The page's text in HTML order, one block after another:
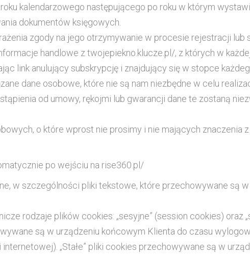
kalendarzowego następującego po roku w którym
dokumentów księgowych.
zgody na jego otrzymywanie w procesie rejestracji lub
handlowe z twojepiekno.klucze.pl/, z których w
link anulujący subskrypcję i znajdujący się w stopce
dane osobowe, które nie są nam niezbędne w celu
od umowy, rękojmi lub gwarancji dane te zostaną
o które wprost nie prosimy i nie mających znaczenia
po wejściu na rise360.pl/
w szczególności pliki tekstowe, które przechowywane są
rodzaje plików cookies: „sesyjne” (session cookies) oraz
są w urządzeniu końcowym Klienta do czasu
„Stałe” pliki cookies przechowywane są w